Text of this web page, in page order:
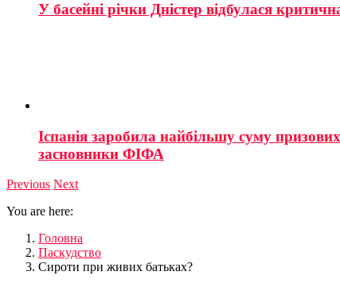
У басейні річки Дністер відбулася
Іспанія заробила найбільшу суму
засновники ФІФА
Previous Next
You are here:
Головна
Паскудство
Сироти при живих батьках?